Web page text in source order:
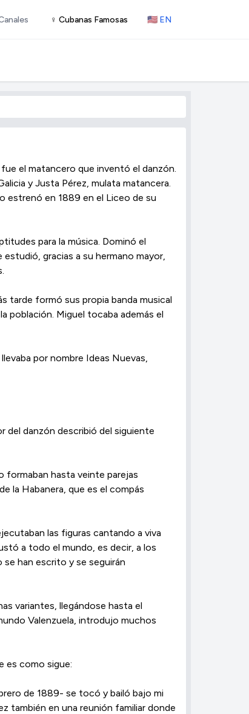
♀ Cubanas Famosas 🇺🇸 EN
el matancero que inventó el danzón.
y Justa Pérez, mulata matancera.
estrenó en 1889 en el Liceo de su
para la música. Dominó el
gracias a su hermano mayor,
tarde formó sus propia banda musical
población. Miguel tocaba además el
por nombre Ideas Nuevas,
del danzón describió del siguiente
formaban hasta veinte parejas
la Habanera, que es el compás
las figuras cantando a viva
a todo el mundo, es decir, a los
han escrito y se seguirán
variantes, llegándose hasta el
Valenzuela, introdujo muchos
es como sigue:
de 1889- se tocó y bailó bajo mi
también en una reunión familiar donde